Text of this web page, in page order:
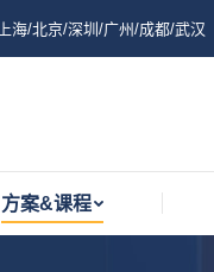
上海/北京/深圳/广州/成都/武汉
方案&课程
方案&课程